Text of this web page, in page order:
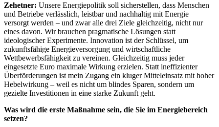
Zehetner: Unsere Energiepolitik soll sicherstellen, dass Menschen
und Betriebe verlässlich, leistbar und nachhaltig mit Energie
versorgt werden – und zwar alle drei Ziele gleichzeitig, nicht nur
eines davon. Wir brauchen pragmatische Lösungen statt
ideologischer Experimente. Innovation ist der Schlüssel, um
zukunftsfähige Energieversorgung und wirtschaftliche
Wettbewerbsfähigkeit zu vereinen. Gleichzeitig muss jeder
eingesetzte Euro maximale Wirkung erzielen. Statt ineffizienter
Überförderungen ist mein Zugang ein kluger Mitteleinsatz mit hoher
Hebelwirkung – weil es nicht um blindes Sparen, sondern um
gezielte Investitionen in eine starke Zukunft geht.
Was wird die erste Maßnahme sein, die Sie im Energiebereich
setzen?